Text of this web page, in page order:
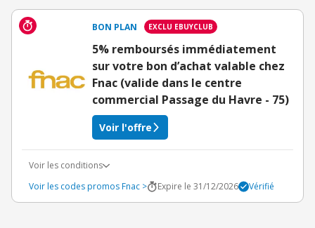
BON PLAN EXCLU EBUYCLUB
5% remboursés immédiatement
sur votre bon d’achat valable chez
Fnac (valide dans le centre
commercial Passage du Havre - 75)
Voir l'offre
Voir les conditions
Voir les codes promos Fnac >
Expire le 31/12/2026 Vérifié